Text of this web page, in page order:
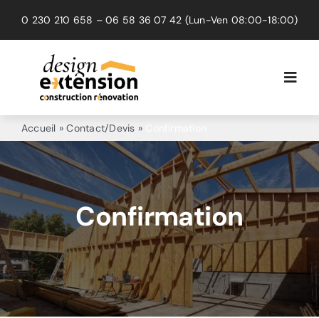
0 230 210 658 –06 58 36 07 42 (Lun-Ven 08:00-18:00)
Extension
Rénovation
Surélévation
Réalisations
Avis clients
Accueil »Contact/Devis »
Confirmation